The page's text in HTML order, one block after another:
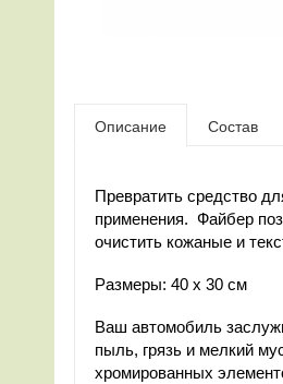
Описание Состав
Превратить средство
применения. Файбер
очистить кожаные и
Размеры: 40 х 30 см
Ваш автомобиль
пыль, грязь и мелкий
хромированных